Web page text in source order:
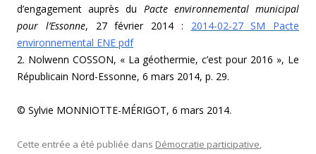
d’engagement auprès du Pacte environnemental municipal
pour l’Essonne, 27 février 2014 :
2014-02-27 SM Pacte
environnemental ENE pdf
2. Nolwenn COSSON, « La géothermie, c’est pour 2016 », Le
Républicain Nord-Essonne, 6 mars 2014, p. 29.
© Sylvie MONNIOTTE-MÉRIGOT, 6 mars 2014.
Cette entrée a été publiée dans Démocratie participative,